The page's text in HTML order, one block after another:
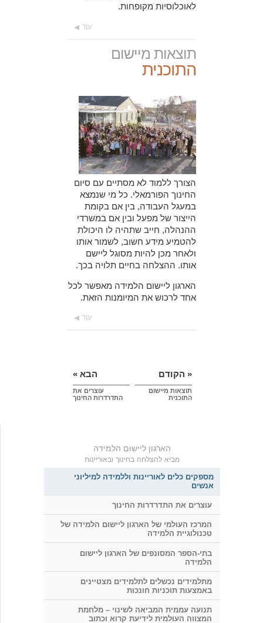
לאוכלוסיות מקופחות.
עוד
תוצאות מיישום
התוכנית
הצורך ללמוד לא מסתיים עם סיום
החינוך הפורמאלי. כל מי שנמצא
במעגל העבודה, בין אם בקומת
הייצור של מפעל ובין אם במשרדי
ההנהלה, חייב שתהיה לו היכולת
להטמיע מידע חשוב, לשמור אותו
ולאחר מכן להיות מסוגל ליישם
אותו. ההצלחה בחיים תלויה בכך.
הארגון ליישום הלמידה מאפשר לכל
אחד לרכוש את המיומנות הזאת.
עוד
« הקודם
תוצאות מיישום
התוכנית
הבא »
עוצרים את
התדרדרות החינוך
הארגון ליישום הלמידה
מביא להצלחה בחינוך ובאוריינות
מספקים כלים לאוריינות וללמידה למיליוני
אנשים
עוצרים את התדרדרות החינוך
המרכז העולמי של הארגון ליישום הלמידה של
טכנולוגיית הלמידה
בתי-הספר המסונפים של הארגון ליישום
הלמידה
מתלמידים נכשלים לתלמידים מצטיינים
באמצעות תוכניות חונכות
תנועה עממית המביאה לשינוי – מלחמת
המצווה העולמית לידיעת קרוא וכתוב